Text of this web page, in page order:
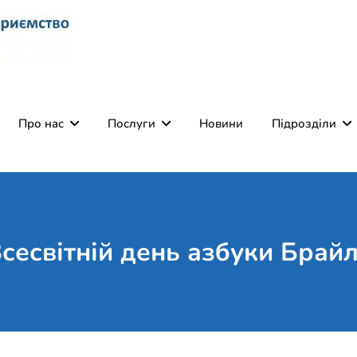
Про нас Послуги Новини Підрозділи
день азбуки